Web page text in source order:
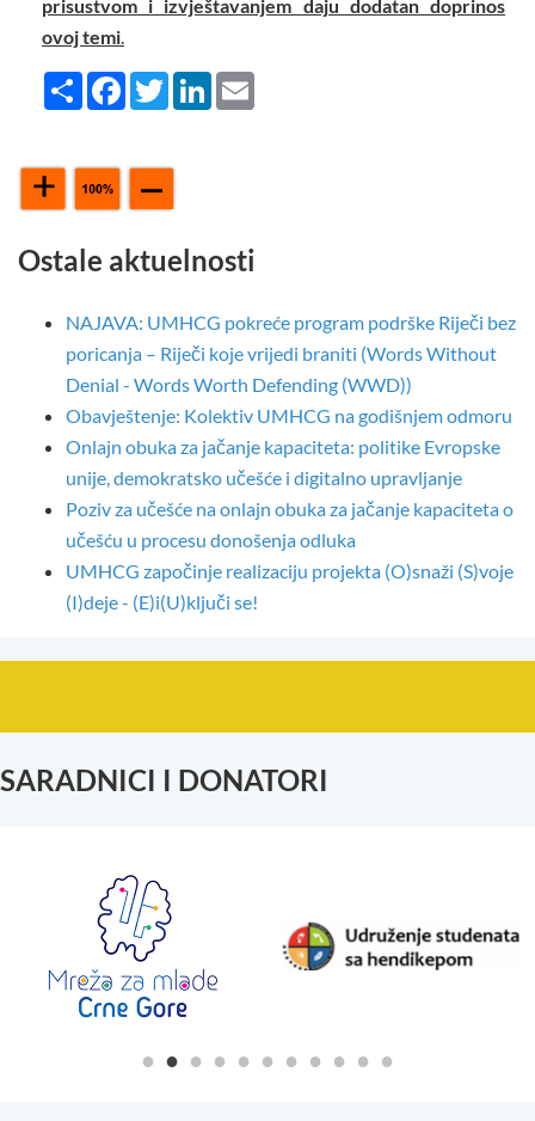
prisustvom i izvještavanjem daju dodatan doprinos
ovoj temi.
Share FacebookTwitterLinkedIn
Ostale aktuelnosti
NAJAVA: UMHCG pokreće program podrške Riječi bez
poricanja – Riječi koje vrijedi braniti (Words Without
Denial - Words Worth Defending (WWD))
Obavještenje: Kolektiv UMHCG na godišnjem odmoru
Onlajn obuka za jačanje kapaciteta: politike Evropske
unije, demokratsko učešće i digitalno upravljanje
Poziv za učešće na onlajn obuka za jačanje kapaciteta o
učešću u procesu donošenja odluka
UMHCG započinje realizaciju projekta (O)snaži (S)voje
(I)deje - (E)i(U)ključi se!
SARADNICI I DONATORI